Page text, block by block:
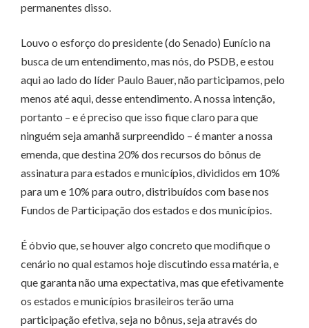
permanentes disso.
Louvo o esforço do presidente (do Senado) Eunício na
busca de um entendimento, mas nós, do PSDB, e estou
aqui ao lado do líder Paulo Bauer, não participamos, pelo
menos até aqui, desse entendimento. A nossa intenção,
portanto – e é preciso que isso fique claro para que
ninguém seja amanhã surpreendido – é manter a nossa
emenda, que destina 20% dos recursos do bônus de
assinatura para estados e municípios, divididos em 10%
para um e 10% para outro, distribuídos com base nos
Fundos de Participação dos estados e dos municípios.
É óbvio que, se houver algo concreto que modifique o
cenário no qual estamos hoje discutindo essa matéria, e
que garanta não uma expectativa, mas que efetivamente
os estados e municípios brasileiros terão uma
participação efetiva, seja no bônus, seja através do